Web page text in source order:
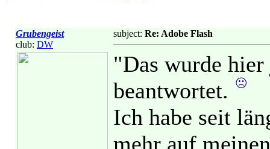
Grubengeist
club: DW
subject: Re: Adobe Flash
"Das wurde
beantwortet.
Ich habe seit
mehr auf